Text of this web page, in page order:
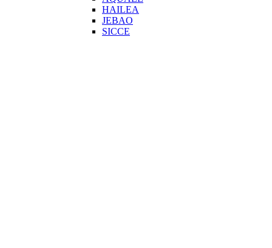
HAILEA
JEBAO
SICCE